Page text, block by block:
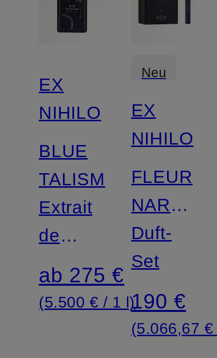
EX
NIHILO
BLUE
TALISMAN
Extrait
de
Parfum
ab 275 €
(5.500 € / 1 l)
Neu
EX
NIHILO
FLEUR
TRAVEL
SET
Duft-
Set
190 €
(5.066,67